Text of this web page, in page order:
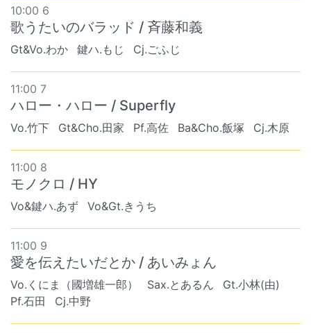
10:00 6
歌うたいのバラッド / 斉藤和義
Gt&Vo.わか 鍵ハ.もじ Cj.ごふじ
11:00 7
ハロー・ハロー / Superfly
Vo.竹下 Gt&Cho.田家 Pf.高佐 Ba&Cho.飯塚 Cj.木原
11:00 8
モノクロ / HY
Vo&鍵ハ.あず Vo&Gt.きうち
11:00 9
愛を伝えたいだとか / あいみょん
Vo.くにま（國増雄一郎） Sax.とあるん
Gt.小林(由)
Pf.石田
Cj.中野